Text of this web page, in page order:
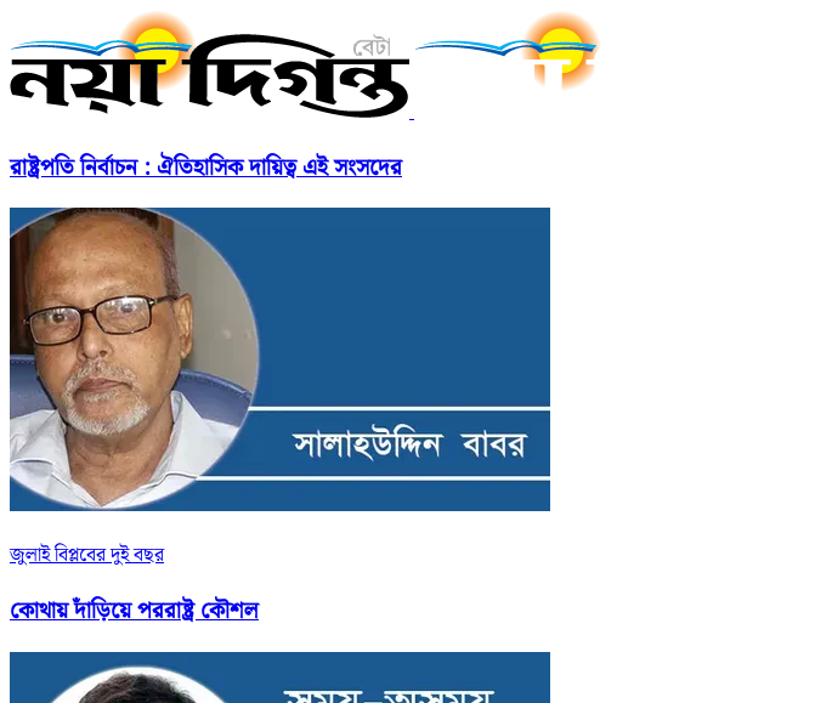
রাষ্ট্রপতি নির্বাচন : ঐতিহাসিক দায়িত্ব এই সংসদের
জুলাই বিপ্লবের দুই বছর
কোথায় দাঁড়িয়ে পররাষ্ট্র কৌশল